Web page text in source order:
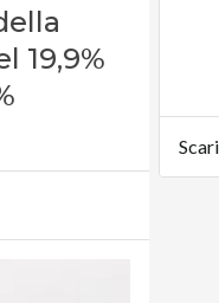
19,9%